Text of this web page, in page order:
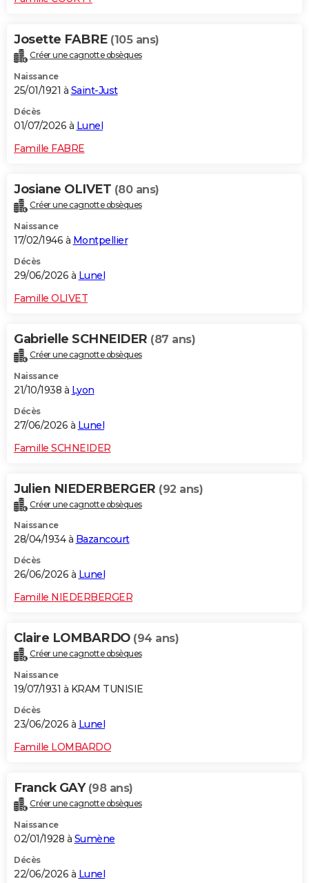
Josette FABRE (105 ans)
Créer une cagnotte obsèques
Naissance
25/01/1921 à Saint-Just
Décès
01/07/2026 à Lunel
Famille FABRE
Josiane OLIVET (80 ans)
Créer une cagnotte obsèques
Naissance
17/02/1946 à Montpellier
Décès
29/06/2026 à Lunel
Famille OLIVET
Gabrielle SCHNEIDER (87 ans)
Créer une cagnotte obsèques
Naissance
21/10/1938 à Lyon
Décès
27/06/2026 à Lunel
Famille SCHNEIDER
Julien NIEDERBERGER (92 ans)
Créer une cagnotte obsèques
Naissance
28/04/1934 à Bazancourt
Décès
26/06/2026 à Lunel
Famille NIEDERBERGER
Claire LOMBARDO (94 ans)
Créer une cagnotte obsèques
Naissance
19/07/1931 à KRAM TUNISIE
Décès
23/06/2026 à Lunel
Famille LOMBARDO
Franck GAY (98 ans)
Créer une cagnotte obsèques
Naissance
02/01/1928 à Sumène
Décès
22/06/2026 à Lunel